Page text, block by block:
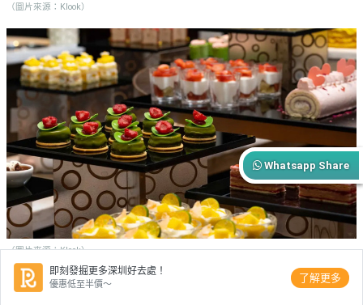
Whatsapp Share
即刻發掘更多深圳好去處！
優惠低至半價～
了解更多
（圖片來源：Klook）
（圖片來源：Klook）
深圳自助餐推介｜深圳四季酒店自助餐 - 「馥」餐廳詳情：